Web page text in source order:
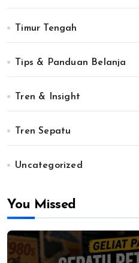
Timur Tengah
Tips & Panduan Belanja
Tren & Insight
Tren Sepatu
Uncategorized
You Missed